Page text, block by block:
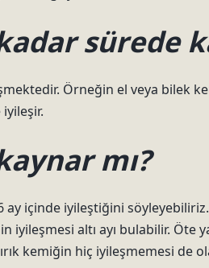
sürede
Örneğin el veya bilek
mı?
ay içinde iyileştiğini
altı ayı bulabilir. Öte
kemiğin hiç iyileşmemesi de